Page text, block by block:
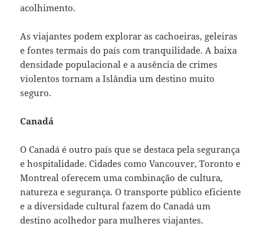
acolhimento.
As viajantes podem explorar as cachoeiras, geleiras
e fontes termais do país com tranquilidade. A baixa
densidade populacional e a ausência de crimes
violentos tornam a Islândia um destino muito
seguro.
Canadá
O Canadá é outro país que se destaca pela segurança
e hospitalidade. Cidades como Vancouver, Toronto e
Montreal oferecem uma combinação de cultura,
natureza e segurança. O transporte público eficiente
e a diversidade cultural fazem do Canadá um
destino acolhedor para mulheres viajantes.